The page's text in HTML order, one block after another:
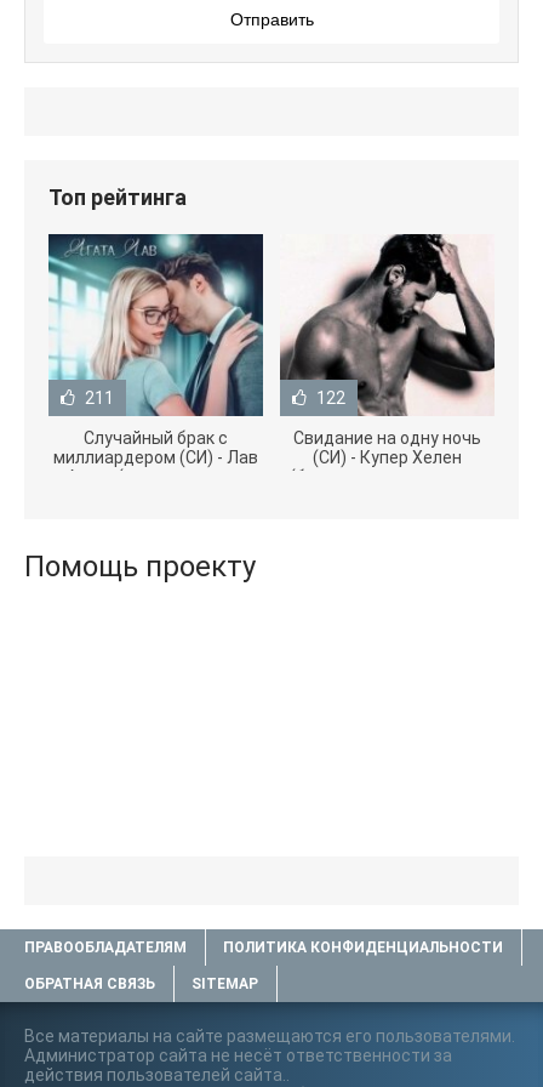
Отправить
Топ рейтинга
211
Случайный брак с
миллиардером (СИ) - Лав
Агата (полная версия
122
Свидание на одну ночь
(СИ) - Купер Хелен
(бесплатные серии книг
Помощь проекту
ПРАВООБЛАДАТЕЛЯМ ПОЛИТИКА КОНФИДЕНЦИАЛЬНОСТИ
ОБРАТНАЯ СВЯЗЬ SITEMAP
Все материалы на сайте размещаются его пользователями.
Администратор сайта не несёт ответственности за
действия пользователей сайта..